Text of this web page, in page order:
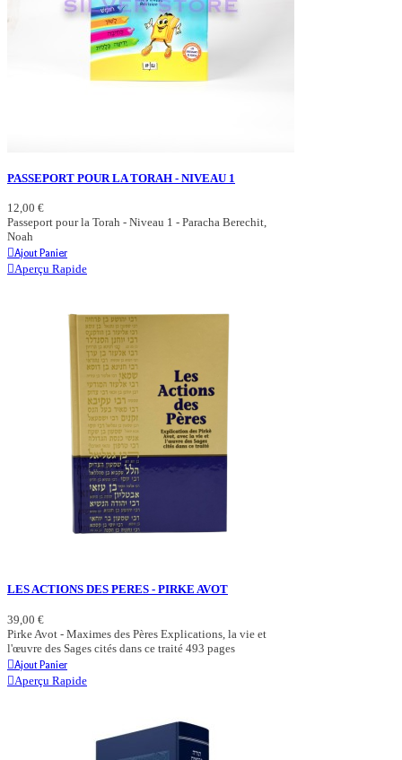
PASSEPORT POUR LA TORAH - NIVEAU 1
12,00 €
Passeport pour la Torah - Niveau 1 - Paracha Berechit,
Noah
Ajout Panier
Aperçu Rapide
LES ACTIONS DES PERES - PIRKE AVOT
39,00 €
Pirke Avot - Maximes des Pères Explications, la vie et
l'œuvre des Sages cités dans ce traité 493 pages
Ajout Panier
Aperçu Rapide